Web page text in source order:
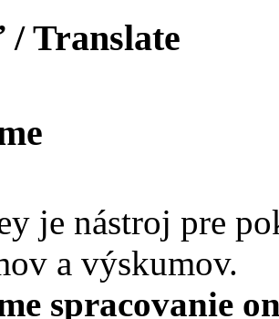
Translate
je nástroj pre
a výskumov.
spracovanie